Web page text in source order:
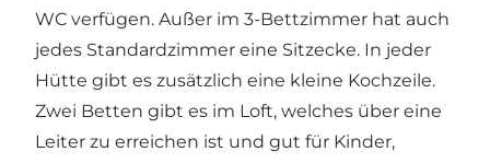
WC verfügen. Außer im 3-Bettzimmer hat auch
jedes Standardzimmer eine Sitzecke. In jeder
Hütte gibt es zusätzlich eine kleine Kochzeile.
Zwei Betten gibt es im Loft, welches über eine
Leiter zu erreichen ist und gut für Kinder,